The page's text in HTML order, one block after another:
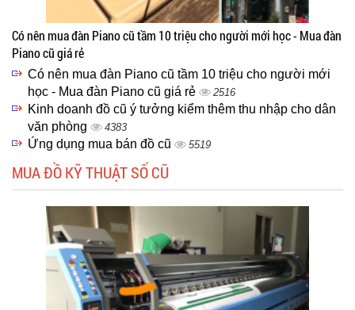
Có nên mua đàn Piano cũ tầm 10 triệu cho người mới học - Mua đàn
Piano cũ giá rẻ
Có nên mua đàn Piano cũ tầm 10 triệu cho người mới
học - Mua đàn Piano cũ giá rẻ
2516
Kinh doanh đồ cũ ý tưởng kiểm thêm thu nhập cho dân
văn phòng
4383
Ứng dụng mua bán đồ cũ 5519
MUA ĐỒ KỸ THUẬT SỐ CŨ